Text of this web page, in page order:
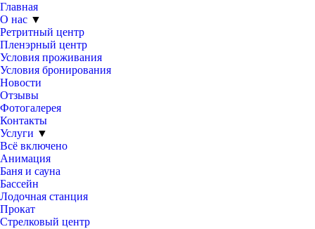
Главная
О нас ▼
Ретритный центр
Пленэрный центр
Условия проживания
Условия бронирования
Новости
Отзывы
Фотогалерея
Контакты
Услуги ▼
Всё включено
Анимация
Баня и сауна
Бассейн
Лодочная станция
Прокат
Стрелковый центр